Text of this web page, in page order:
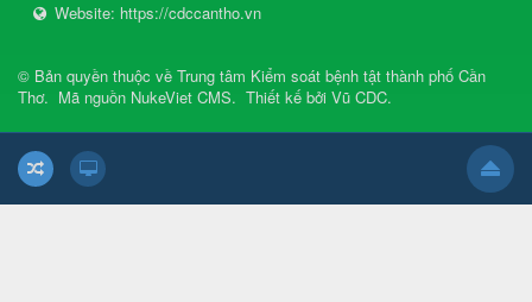
Website: https://cdccantho.vn
© Bản quyền thuộc về Trung tâm Kiểm soát bệnh tật thành phố Cần
Thơ. Mã nguồn NukeViet CMS. Thiết kế bởi Vũ CDC.